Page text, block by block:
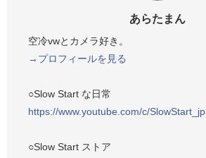
あらたまん
空冷vwとカメラ好き。
→プロフィールを見る
○Slow Start な日常
https://www.youtube.com/c/SlowStart_jp
○Slow Start ストア